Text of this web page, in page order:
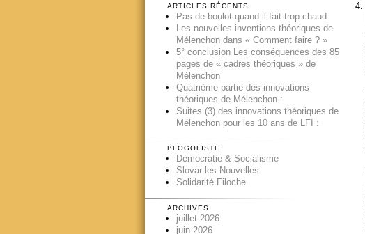
ARTICLES RÉCENTS
Pas de boulot quand il fait trop chaud
Les nouvelles inventions théoriques de
Mélenchon dans « Comment faire ? »
5° conclusion Les conséquences des 85
pages de « cadres théoriques » de
Mélenchon
Quatrième partie des innovations
théoriques de Mélenchon :
Suites (3) des innovations théoriques de
Mélenchon pour les 10 ans de LFI :
BLOGOLISTE
Démocratie & Socialisme
Slovar les Nouvelles
Solidarité Filoche
ARCHIVES
juillet 2026
juin 2026